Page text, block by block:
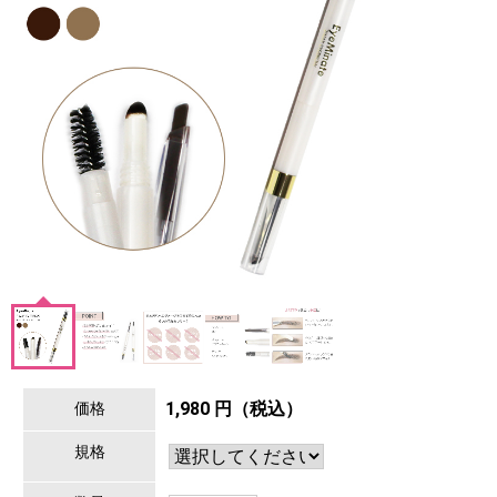
価格 1,980 円（税込）
規格